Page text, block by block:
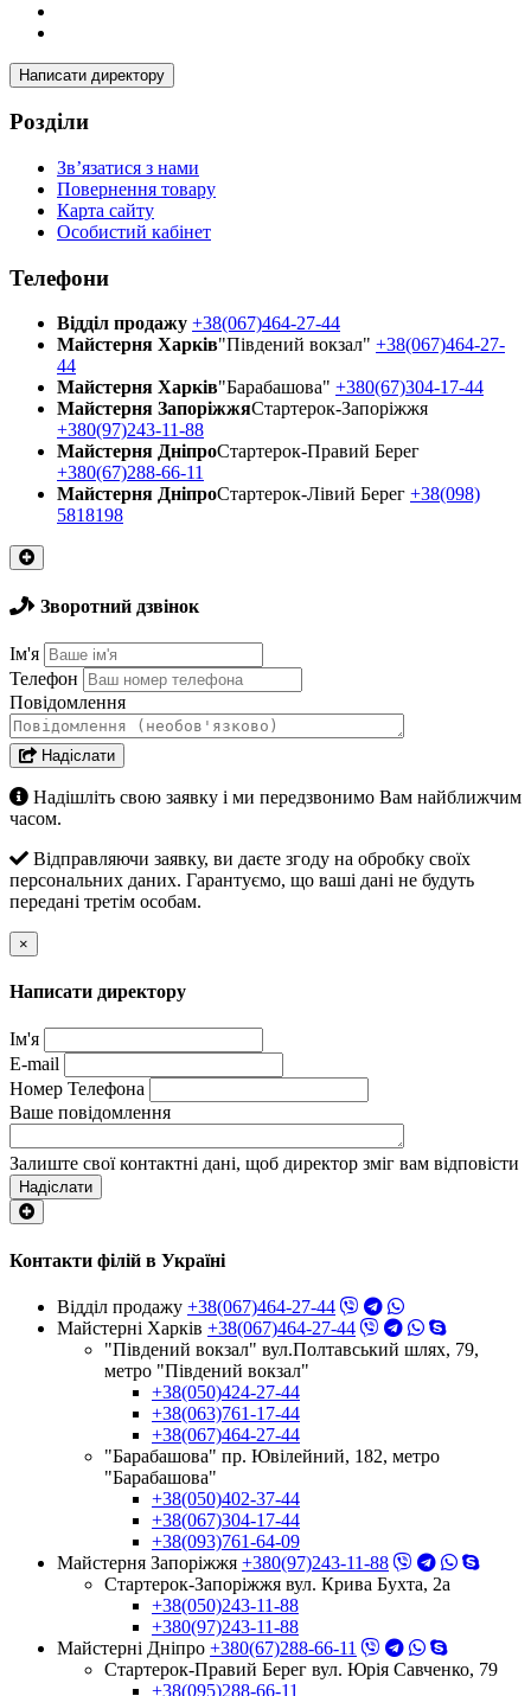
Написати директору
Розділи
Зв’язатися з нами
Повернення товару
Карта сайту
Особистий кабінет
Телефони
Відділ продажу +38(067)464-27-44
Майстерня Харків"Південий вокзал" +38(067)464-27-
44
Майстерня Харків"Барабашова" +380(67)304-17-44
Майстерня ЗапоріжжяСтартерок-Запоріжжя
+380(97)243-11-88
Майстерня ДнiпроСтартерок-Правий Берег
+380(67)288-66-11
Майстерня ДнiпроСтартерок-Лівий Берег +38(098)
5818198
Зворотний дзвінок
Ім'я
Телефон
Повідомлення
Надіслати
Надішліть свою заявку і ми передзвонимо Вам найближчим
часом.
Відправляючи заявку, ви даєте згоду на обробку своїх
персональних даних. Гарантуємо, що ваші дані не будуть
передані третім особам.
×
Написати директору
Ім'я
E-mail
Номер Телефона
Ваше повідомлення
Залиште свої контактні дані, щоб директор зміг вам відповісти
Надіслати
Контакти філій в Україні
Відділ продажу +38(067)464-27-44
Майстерні Харків +38(067)464-27-44
"Південий вокзал" вул.Полтавський шлях, 79,
метро "Південий вокзал"
+38(050)424-27-44
+38(063)761-17-44
+38(067)464-27-44
"Барабашова" пр. Ювілейний, 182, метро
"Барабашова"
+38(050)402-37-44
+38(067)304-17-44
+38(093)761-64-09
Майстерня Запоріжжя +380(97)243-11-88
Стартерок-Запоріжжя вул. Крива Бухта, 2а
+38(050)243-11-88
+380(97)243-11-88
Майстерні Днiпро +380(67)288-66-11
Стартерок-Правий Берег вул. Юрія Савченко, 79
+38(095)288-66-11